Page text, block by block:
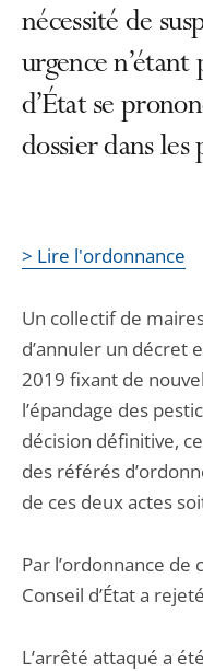
nécessité de
urgence n’étant
d’État se
dossier dans les
> Lire l'ordonnance
Un collectif de
d’annuler un décret
2019 fixant de
l’épandage des
décision définitive,
des référés
de ces deux actes
Par l’ordonnance
Conseil d’État a
L’arrêté attaqué a